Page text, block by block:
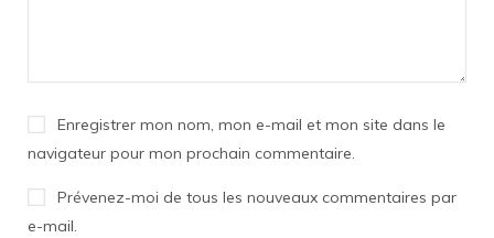
Enregistrer mon nom, mon e-mail et mon site dans le
navigateur pour mon prochain commentaire.
Prévenez-moi de tous les nouveaux commentaires par
e-mail.